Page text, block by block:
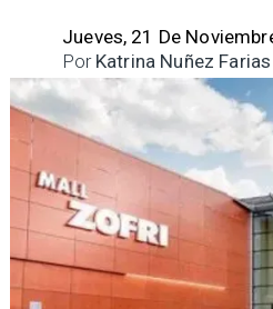
Jueves, 21 De
Katrina Nuñez Farias
Por